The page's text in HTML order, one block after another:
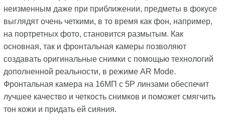
неизменным даже при приближении, предметы в фокусе
выглядят очень четкими, в то время как фон, например,
на портретных фото, становится размытым. Как
основная, так и фронтальная камеры позволяют
создавать оригинальные снимки с помощью технологий
дополненной реальности, в режиме AR Mode.
Фронтальная камера на 16МП с 5P линзами обеспечит
лучшее качество и четкость снимков и поможет смягчить
тон кожи и придать ей сияния.